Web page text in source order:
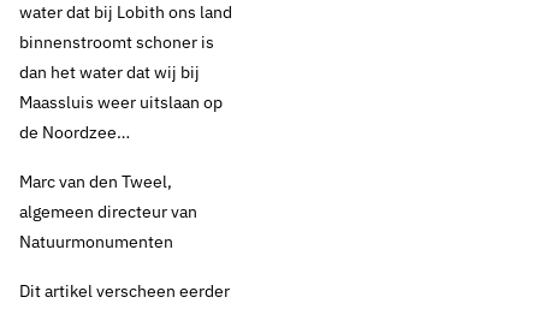
water dat bij Lobith ons land
binnenstroomt schoner is
dan het water dat wij bij
Maassluis weer uitslaan op
de Noordzee…
Marc van den Tweel,
algemeen directeur van
Natuurmonumenten
​Dit artikel verscheen eerder